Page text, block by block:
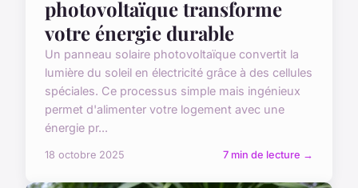
photovoltaïque transforme
votre énergie durable
Un panneau solaire photovoltaïque convertit la
lumière du soleil en électricité grâce à des cellules
spéciales. Ce processus simple mais ingénieux
permet d'alimenter votre logement avec une
énergie pr...
18 octobre 2025 7 min de lecture →